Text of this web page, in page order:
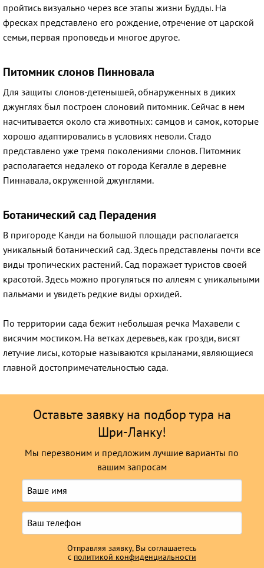
пройтись визуально через все этапы жизни Будды. На
фресках представлено его рождение, отречение от царской
семьи, первая проповедь и многое другое.
Питомник слонов Пинновала
Для защиты слонов-детенышей, обнаруженных в диких
джунглях был построен слоновий питомник. Сейчас в нем
насчитывается около ста животных: самцов и самок, которые
хорошо адаптировались в условиях неволи. Стадо
представлено уже тремя поколениями слонов. Питомник
располагается недалеко от города Кегалле в деревне
Пиннавала, окруженной джунглями.
Ботанический сад Перадения
В пригороде Канди на большой площади располагается
уникальный ботанический сад. Здесь представлены почти все
виды тропических растений. Сад поражает туристов своей
красотой. Здесь можно прогуляться по аллеям с уникальными
пальмами и увидеть редкие виды орхидей.
По территории сада бежит небольшая речка Махавели с
висячим мостиком. На ветках деревьев, как грозди, висят
летучие лисы, которые называются крыланами, являющиеся
главной достопримечательностью сада.
Оставьте заявку на подбор тура на
Шри-Ланку!
Мы перезвоним и предложим лучшие варианты по
вашим запросам
Отправляя заявку, Вы соглашаетесь
с политикой конфиденциальности